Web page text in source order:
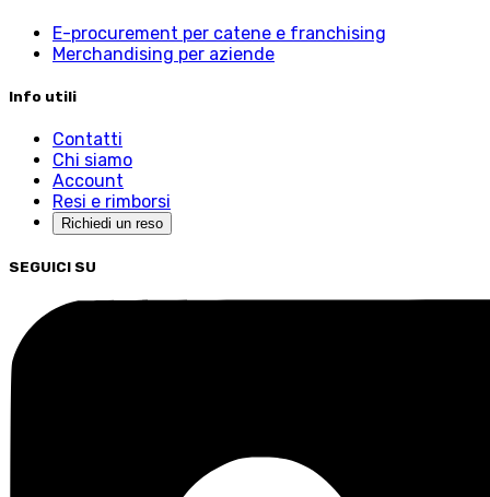
E-procurement per catene e franchising
Merchandising per aziende
Info utili
Contatti
Chi siamo
Account
Resi e rimborsi
Richiedi un reso
SEGUICI SU